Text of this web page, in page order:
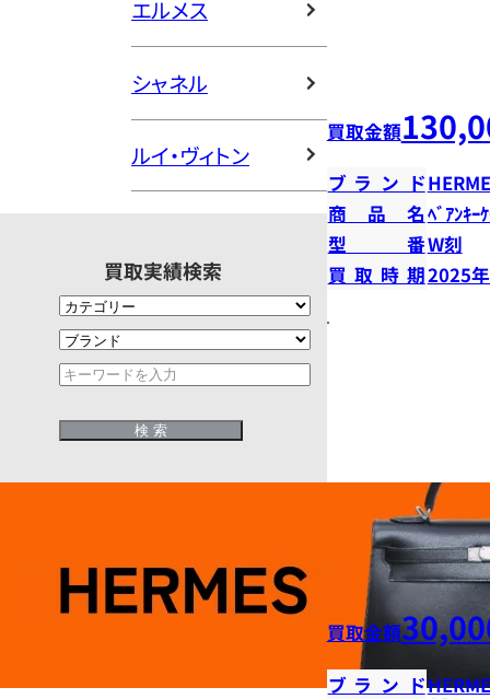
エルメス
シャネル
ルイ・ヴィトン
買取実績検索
買取金額
ブランド
商品名ﾍﾞｱﾝｷｰ
型番W刻
買取時期2025
買取金額
ブランド